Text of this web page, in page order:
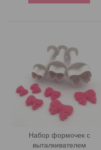
Набор формочек с
выталкивателем